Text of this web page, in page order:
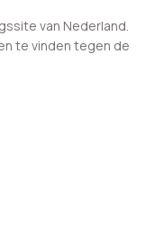
van Nederland.
te vinden tegen de